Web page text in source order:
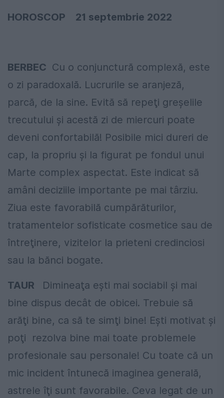
HOROSCOP 21 septembrie 2022
BERBEC Cu o conjunctură complexă, este
o zi paradoxală. Lucrurile se aranjeză,
parcă, de la sine. Evită să repeţi greşelile
trecutului şi acestă zi de miercuri poate
deveni confortabilă! Posibile mici dureri de
cap, la propriu şi la figurat pe fondul unui
Marte complex aspectat. Este indicat să
amâni deciziile importante pe mai târziu.
Ziua este favorabilă cumpărăturilor,
tratamentelor sofisticate cosmetice sau de
întreţinere, vizitelor la prieteni credinciosi
sau la bănci bogate.
TAUR
Dimineaţa eşti mai sociabil şi mai
bine dispus decât de obicei. Trebuie să
arăţi bine, ca să te simţi bine! Eşti motivat şi
poţi rezolva bine mai toate problemele
profesionale sau personale! Cu toate că un
mic incident întunecă imaginea generală,
astrele îţi sunt favorabile. Ceva legat de un